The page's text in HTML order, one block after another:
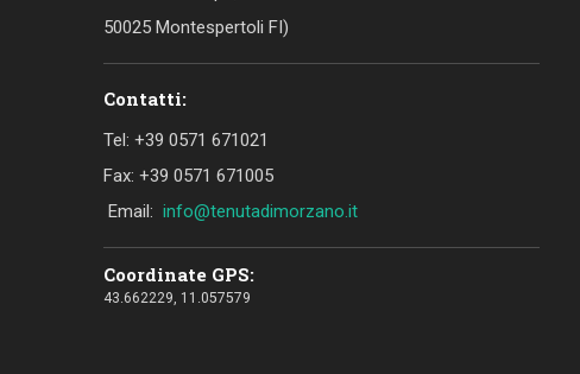
50025 Montespertoli FI)
Contatti:
Tel: +39 0571 671021
Fax: +39 0571 671005
Email: info@tenutadimorzano.it
Coordinate GPS:
43.662229, 11.057579